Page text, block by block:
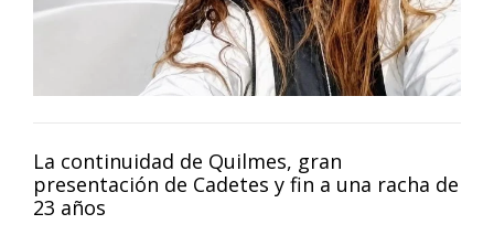
La continuidad de Quilmes, gran
presentación de Cadetes y fin a una racha de
23 años